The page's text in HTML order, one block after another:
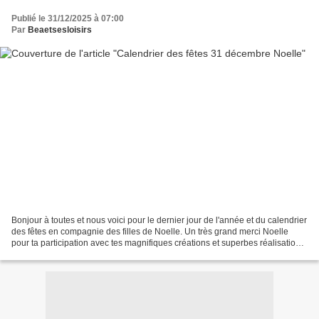
Publié le 31/12/2025 à 07:00
Par Beaetsesloisirs
Bonjour à toutes et nous voici pour le dernier jour de l'année et du calendrier
des fêtes en compagnie des filles de Noelle. Un très grand merci Noelle
pour ta participation avec tes magnifiques créations et superbes réalisations.